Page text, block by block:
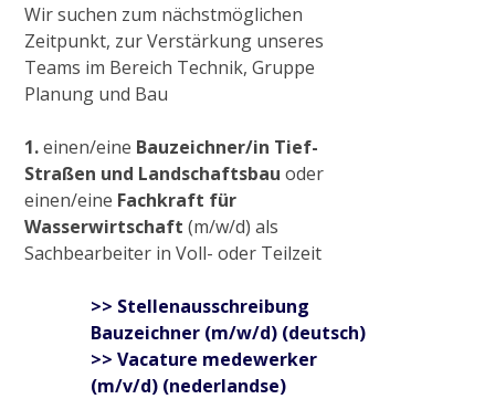
Sohlschalenentnahme
Radtour „Wasserwirtschaft rund um Grefrath“
Radtour „Hochwasservorsorge am Hammer
Bach“
Abriss Stallgebäude in Viersen
Wir suchen zum nächstmöglichen
Zeitpunkt, zur Verstärkung unseres
Teams im Bereich Technik, Gruppe
Planung und Bau
1.einen/eine Bauzeichner/in Tief-
Straßen und Landschaftsbau oder
einen/eine Fachkraft für
Wasserwirtschaft (m/w/d) als
Sachbearbeiter in Voll- oder Teilzeit
>> Stellenausschreibung
Bauzeichner (m/w/d) (deutsch)
>> Vacature medewerker
(m/v/d) (nederlandse)